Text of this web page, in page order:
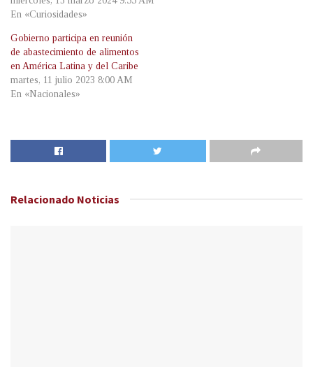
En «Curiosidades»
Gobierno participa en reunión
de abastecimiento de alimentos
en América Latina y del Caribe
martes, 11 julio 2023 8:00 AM
En «Nacionales»
Relacionado Noticias